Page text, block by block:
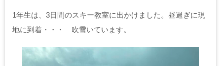
1年生は、3日間のスキー教室に出かけました。昼過ぎに現
地に到着・・・ 吹雪いています。